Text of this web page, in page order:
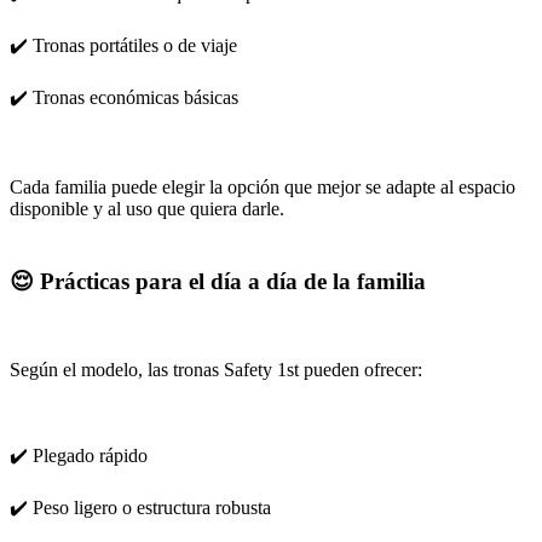
✔️ Tronas portátiles o de viaje
✔️ Tronas económicas básicas
Cada familia puede elegir la opción que mejor se adapte al espacio
disponible y al uso que quiera darle.
😌 Prácticas para el día a día de la familia
Según el modelo, las tronas Safety 1st pueden ofrecer:
✔️ Plegado rápido
✔️ Peso ligero o estructura robusta